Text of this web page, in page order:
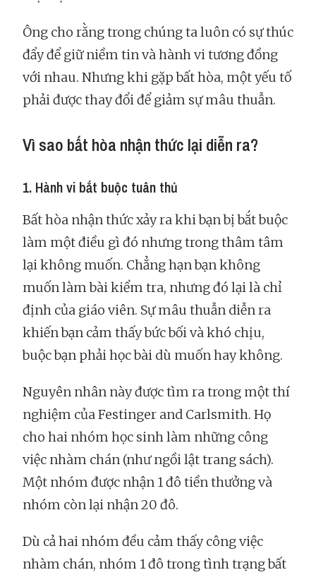
Ông cho rằng trong chúng ta luôn có sự thúc
đẩy để giữ niềm tin và hành vi tương đồng
với nhau. Nhưng khi gặp bất hòa, một yếu tố
phải được thay đổi để giảm sự mâu thuẫn.
Vì sao bất hòa nhận thức lại diễn ra?
1. Hành vi bắt buộc tuân thủ
Bất hòa nhận thức xảy ra khi bạn bị bắt buộc
làm một điều gì đó nhưng trong thâm tâm
lại không muốn. Chẳng hạn bạn không
muốn làm bài kiểm tra, nhưng đó lại là chỉ
định của giáo viên. Sự mâu thuẫn diễn ra
khiến bạn cảm thấy bức bối và khó chịu,
buộc bạn phải học bài dù muốn hay không.
Nguyên nhân này được tìm ra trong một thí
nghiệm của Festinger and Carlsmith. Họ
cho hai nhóm học sinh làm những công
việc nhàm chán (như ngồi lật trang sách).
Một nhóm được nhận 1 đô tiền thưởng và
nhóm còn lại nhận 20 đô.
Dù cả hai nhóm đều cảm thấy công việc
nhàm chán, nhóm 1 đô trong tình trạng bất